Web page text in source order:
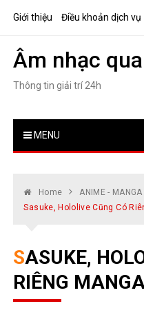
Giới thiệu Điều khoản dịch vụ
Âm nhạc
Thông tin giải trí 24h
MENU
Home
ANIME - MANGA
Sasuke, Hololive Cũng Có
SASUKE, HOLOLIVE CŨNG CÓ
RIÊNG